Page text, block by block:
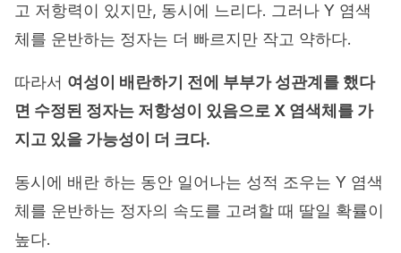
고 저항력이 있지만, 동시에 느리다. 그러나 Y 염색
체를 운반하는 정자는 더 빠르지만 작고 약하다.
따라서 여성이 배란하기 전에 부부가 성관계를 했다
면 수정된 정자는 저항성이 있음으로 X 염색체를 가
지고 있을 가능성이 더 크다.
동시에 배란 하는 동안 일어나는 성적 조우는 Y 염색
체를 운반하는 정자의 속도를 고려할 때 딸일 확률이
높다.